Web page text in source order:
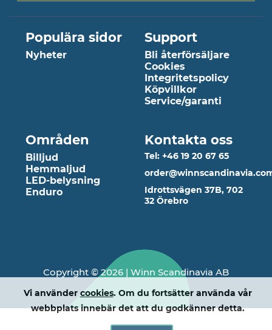
Vi använder cookies. Om du fortsätter använda vår
webbplats innebär det att du godkänner detta.
Populära sidor
Nyheter
Support
Bli återförsäljare
Cookies
Integritetspolicy
Köpvillkor
Service/garanti
Områden
Billjud
Hemmaljud
LED-belysning
Enduro
Kontakta oss
Tel: +46 19 20 67 65
Idrottsvägen 37B, 702
32 Örebro
Copyright © 2026 | Winn Scandinavia AB